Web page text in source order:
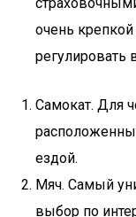
очень
регулировать
Самокат. Для
ездой.
Мяч. Самый
выбор по